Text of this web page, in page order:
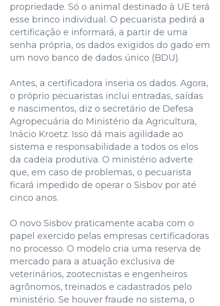
propriedade. Só o animal destinado à UE terá
esse brinco individual. O pecuarista pedirá a
certificação e informará, a partir de uma
senha própria, os dados exigidos do gado em
um novo banco de dados único (BDU).
Antes, a certificadora inseria os dados. Agora,
o próprio pecuaristas inclui entradas, saídas
e nascimentos, diz o secretário de Defesa
Agropecuária do Ministério da Agricultura,
Inácio Kroetz. Isso dá mais agilidade ao
sistema e responsabilidade a todos os elos
da cadeia produtiva. O ministério adverte
que, em caso de problemas, o pecuarista
ficará impedido de operar o Sisbov por até
cinco anos.
O novo Sisbov praticamente acaba com o
papel exercido pelas empresas certificadoras
no processo. O modelo cria uma reserva de
mercado para a atuação exclusiva de
veterinários, zootecnistas e engenheiros
agrônomos, treinados e cadastrados pelo
ministério. Se houver fraude no sistema, o